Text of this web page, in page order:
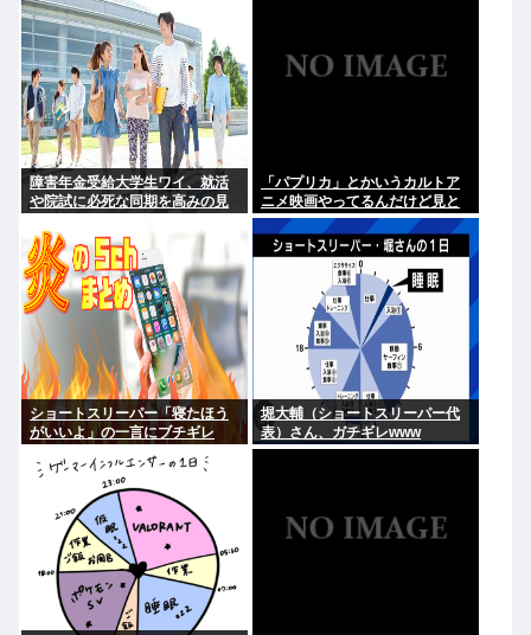
障害年金受給大学生ワイ、就活
や院試に必死な同期を高みの見
「パプリカ」とかいうカルトア
ニメ映画やってるんだけど見と
くべき？
ショートスリーパー「寝たほう
がいいよ」の一言にブチギレ
堀大輔（ショートスリーパー代
表）さん、ガチギレwww